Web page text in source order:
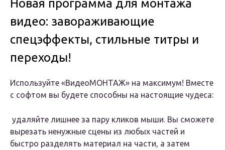
Новая программа для монтажа
видео: завораживающие
спецэффекты, стильные титры и
переходы!
Используйте «ВидеоМОНТАЖ» на максимум! Вместе
с софтом вы будете способны на настоящие чудеса:
️ удаляйте лишнее за пару кликов мыши. Вы сможете
вырезать ненужные сцены из любых частей и
быстро разделять материал на части, а затем